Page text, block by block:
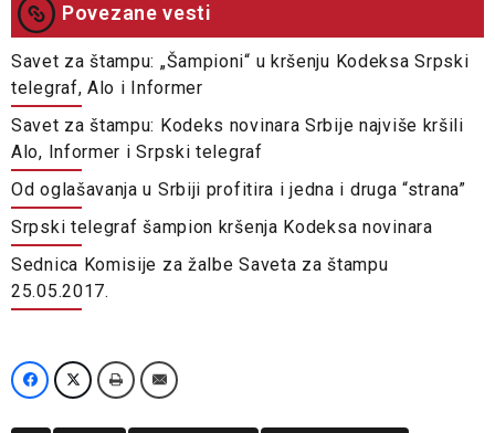
Povezane vesti
Savet za štampu: „Šampioni“ u kršenju Kodeksa Srpski
telegraf, Alo i Informer
Savet za štampu: Kodeks novinara Srbije najviše kršili
Alo, Informer i Srpski telegraf
Od oglašavanja u Srbiji profitira i jedna i druga “strana”
Srpski telegraf šampion kršenja Kodeksa novinara
Sednica Komisije za žalbe Saveta za štampu
25.05.2017.